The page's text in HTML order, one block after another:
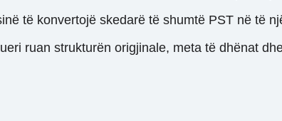
të konvertojë skedarë të shumtë PST në të
ruan strukturën origjinale, meta të dhënat